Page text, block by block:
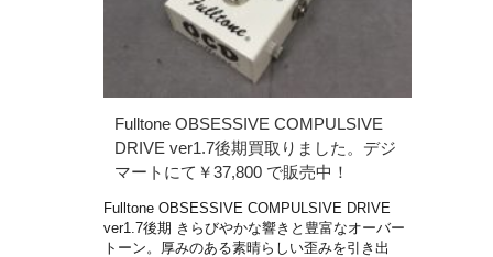
Fulltone OBSESSIVE COMPULSIVE
DRIVE ver1.7後期買取りました。デジ
マートにて￥37,800 で販売中！
Fulltone OBSESSIVE COMPULSIVE DRIVE
ver1.7後期 きらびやかな響きと豊富なオーバー
トーン。厚みのある素晴らしい歪みを引き出